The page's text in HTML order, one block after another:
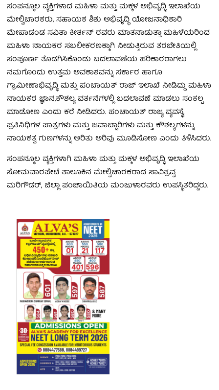
ಸಂಪನ್ಮೂಲ ವ್ಯಕ್ತಿಗಳಾದ ಮಹಿಳಾ ಮತ್ತು ಮಕ್ಕಳ ಅಭಿವೃದ್ಧಿ ಇಲಾಖೆಯ
ಮೇಲ್ವಿಚಾರಕರು, ಸಹಾಯಕ ಶಿಶು ಅಭಿವೃದ್ಧಿ ಯೋಜನಾಧಿಕಾರಿ
ಮೇಪಾಡಂಡ ಸವಿತಾ ಕೀರ್ತನ್ ರವರು ಮಾತನಾಡುತ್ತಾ ಮಹಿಳೆಯರಿಂದ
ಮಹಿಳಾ ನಾಯಕರ ಸಬಲೀಕರಣಕ್ಕಾಗಿ ನೀಡುತ್ತಿರುವ ತರಬೇತಿಯಲ್ಲಿ
ಸಂಪೂರ್ಣ ತೊಡಗಿಸಿಕೊಂಡು ಬದಲಾವಣೆಯ ಹರಿಕಾರರಾಗಲು
ನಮಗೊಂದು ಉತ್ತಮ ಅವಕಾಶವನ್ನು ಸರ್ಕಾರ ಹಾಗೂ
ಗ್ರಾಮೀಣಾಭಿವೃದ್ಧಿ ಮತ್ತು ಪಂಚಾಯತ್ ರಾಜ್ ಇಲಾಖೆ ನೀಡಿದ್ದು ಮಹಿಳಾ
ನಾಯಕರ ಜ್ಞಾನ,ಕೌಶಲ್ಯ ವರ್ತನೆಗಳಲ್ಲಿ ಬದಲಾವಣೆ ಮಾಡಲು ಸಂಕಲ್ಪ
ಮಾಡೋಣ ಎಂದು ಕರೆ ನೀಡಿದರು. ಪಂಚಾಯತ್ ರಾಜ್ಯ ವ್ಯವಸ್ಥೆ,
ಪ್ರತಿನಿಧಿಗಳ ಪಾತ್ರಗಳು ಮತ್ತು ಜವಾಬ್ದಾರಿಗಳು ಮತ್ತು ಕೌಶಲ್ಯಗಳನ್ನು
ನಾಯಕತ್ವ ಗುಣಗಳನ್ನು ಅರಿತು ಅರಿವು ಮೂಡಿಸೋಣ ಎಂದು ತಿಳಿಸಿದರು.
ಸಂಪನ್ಮೂಲ ವ್ಯಕ್ತಿಗಳಾಗಿ ಮಹಿಳಾ ಮತ್ತು ಮಕ್ಕಳ ಅಭಿವೃದ್ಧಿ ಇಲಾಖೆಯ
ಸೋಮವಾರಪೇಟೆ ತಾಲೂಕಿನ ಮೇಲ್ವಿಚಾರಕರಾದ ಸಾವಿತ್ರವ್ವ
ಮರಿಗೌಡರ್, ಜಿಲ್ಲಾ ಪಂಚಾಯಿತಿಯ ಮಂಜುಳಾರವರು ಉಪಸ್ಥಿತರಿದ್ದರು.